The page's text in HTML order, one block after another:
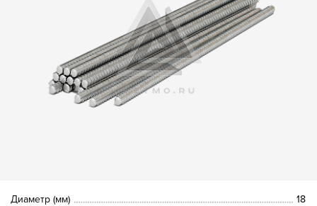
Диаметр (мм)
18